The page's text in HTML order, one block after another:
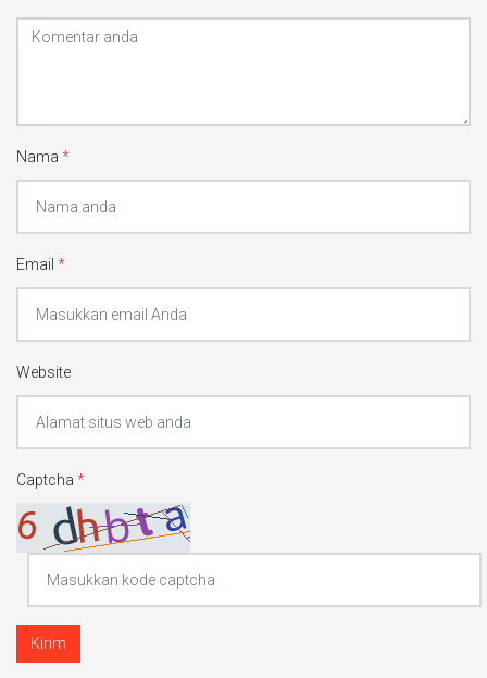
Nama *
Email *
Website
Captcha *
Kirim